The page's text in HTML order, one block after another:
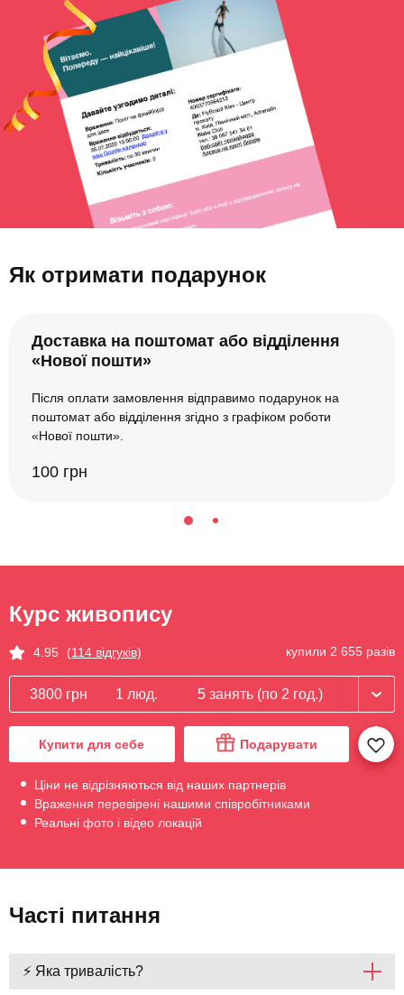
Як отримати подарунок
Доставка на поштомат або відділення
«Нової пошти»
Після оплати замовлення відправимо подарунок на
поштомат або відділення згідно з графіком роботи
«Нової пошти».
100 грн
Курс живопису
4.95 (114 відгуків) купили 2 655 разів
3800 грн 1 люд. 5 занять (по 2 год.)
Купити для себе Подарувати
Ціни не відрізняються від наших партнерів
Враження перевірені нашими співробітниками
Реальні фото і відео локацій
Часті питання
⚡ Яка тривалість?